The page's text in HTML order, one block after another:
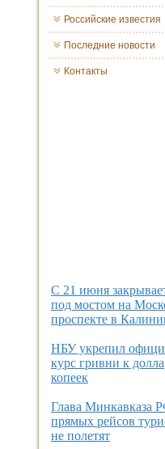
Российские известия
Последние новости
Контакты
C 21 июня
под мостом на
проспекте в
НБУ укрепил
курс гривни к
копеек
Глава Минкавказа
прямых рейсов
не полетят